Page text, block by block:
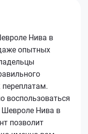
Нива в
опытных
переплатам.
воспользоваться
Нива в
позволит